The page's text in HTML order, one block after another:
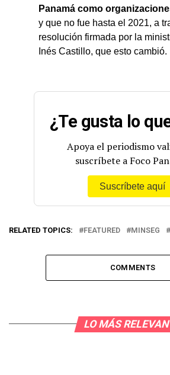
Panamá como
y que no fue hasta el 2021, a
resolución firmada por la
Inés Castillo, que esto cambió.
¿Te gusta lo
Apoya el periodismo
suscríbete a Foco
Suscríbete aquí
RELATED TOPICS: FEATURED MINSEG
COMMENTS
LO MÁS